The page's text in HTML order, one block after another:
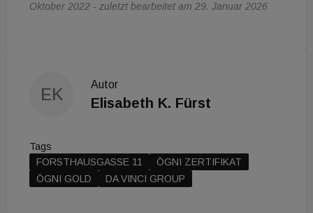
Oktober 2022 - zuletzt bearbeitet am 29. Januar 2026
EK
Autor
Elisabeth K. Fürst
Tags
FORSTHAUSGASSE 11
ÖGNI ZERTIFIKAT
ÖGNI GOLD
DA VINCI GROUP